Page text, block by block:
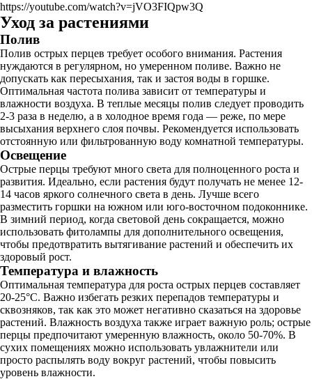
https://youtube.com/watch?v=jVO3FIQpw3Q
Уход за растениями
Полив
Полив острых перцев требует особого внимания. Растения
нуждаются в регулярном, но умеренном поливе. Важно не
допускать как пересыхания, так и застоя воды в горшке.
Оптимальная частота полива зависит от температуры и
влажности воздуха. В теплые месяцы полив следует проводить
2-3 раза в неделю, а в холодное время года — реже, по мере
высыхания верхнего слоя почвы. Рекомендуется использовать
отстоянную или фильтрованную воду комнатной температуры.
Освещение
Острые перцы требуют много света для полноценного роста и
развития. Идеально, если растения будут получать не менее 12-
14 часов яркого солнечного света в день. Лучше всего
разместить горшки на южном или юго-восточном подоконнике.
В зимний период, когда световой день сокращается, можно
использовать фитолампы для дополнительного освещения,
чтобы предотвратить вытягивание растений и обеспечить их
здоровый рост.
Температура и влажность
Оптимальная температура для роста острых перцев составляет
20-25°C. Важно избегать резких перепадов температуры и
сквозняков, так как это может негативно сказаться на здоровье
растений. Влажность воздуха также играет важную роль; острые
перцы предпочитают умеренную влажность, около 50-70%. В
сухих помещениях можно использовать увлажнители или
просто распылять воду вокруг растений, чтобы повысить
уровень влажности.